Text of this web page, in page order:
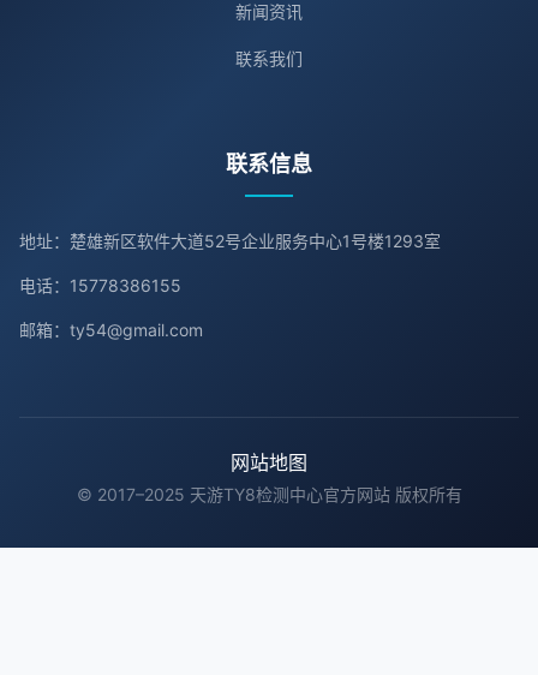
新闻资讯
联系我们
联系信息
地址：楚雄新区软件大道52号企业服务中心1号楼1293室
电话：15778386155
邮箱：ty54@gmail.com
网站地图
© 2017–2025 天游TY8检测中心官方网站 版权所有